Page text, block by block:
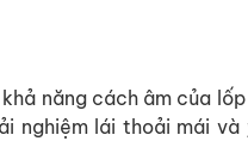
năng cách âm của
nghiệm lái thoải mái và